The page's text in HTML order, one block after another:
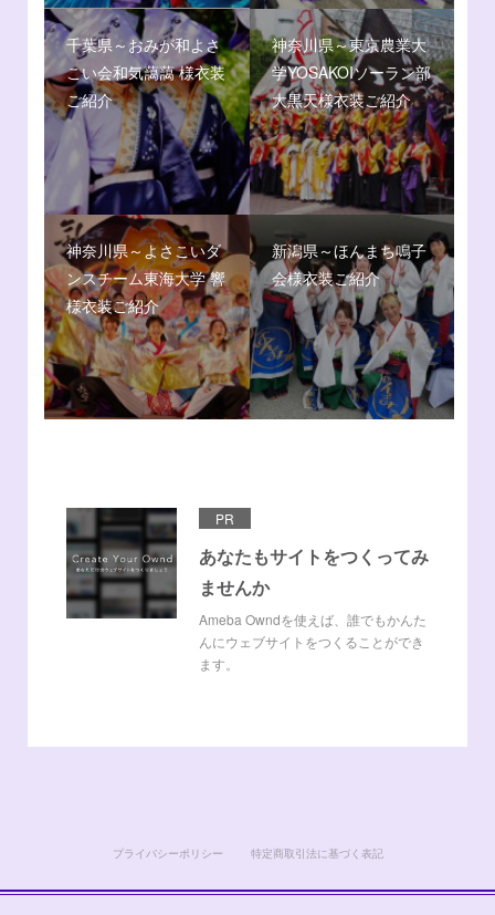
千葉県～おみが和よさ
こい会和気藹藹 様衣装
ご紹介
神奈川県～東京農業大
学YOSAKOIソーラン部
大黒天様衣装ご紹介
神奈川県～よさこいダ
ンスチーム東海大学 響
様衣装ご紹介
新潟県～ほんまち鳴子
会様衣装ご紹介
PR
あなたもサイトをつくってみ
ませんか
Ameba Owndを使えば、誰でもかんた
んにウェブサイトをつくることができ
ます。
プライバシーポリシー 特定商取引法に基づく表記